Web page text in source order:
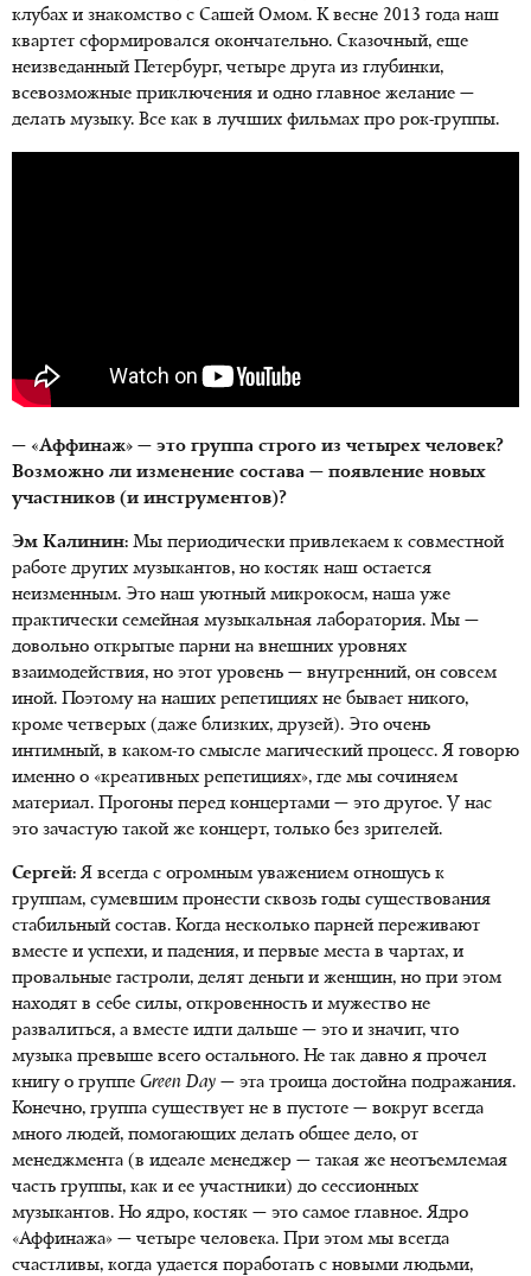
клубах и знакомство с Сашей Омом. К весне 2013 года наш
квартет сформировался окончательно. Сказочный, еще
неизведанный Петербург, четыре друга из глубинки,
всевозможные приключения и одно главное желание —
делать музыку. Все как в лучших фильмах про рок-группы.
— «Аффинаж» — это группа строго из четырех человек?
Возможно ли изменение состава — появление новых
участников (и инструментов)?
Эм Калинин: Мы периодически привлекаем к совместной
работе других музыкантов, но костяк наш остается
неизменным. Это наш уютный микрокосм, наша уже
практически семейная музыкальная лаборатория. Мы —
довольно открытые парни на внешних уровнях
взаимодействия, но этот уровень — внутренний, он совсем
иной. Поэтому на наших репетициях не бывает никого,
кроме четверых (даже близких, друзей). Это очень
интимный, в каком-то смысле магический процесс. Я говорю
именно о «креативных репетициях», где мы сочиняем
материал. Прогоны перед концертами — это другое. У нас
это зачастую такой же концерт, только без зрителей.
Сергей: Я всегда с огромным уважением отношусь к
группам, сумевшим пронести сквозь годы существования
стабильный состав. Когда несколько парней переживают
вместе и успехи, и падения, и первые места в чартах, и
провальные гастроли, делят деньги и женщин, но при этом
находят в себе силы, откровенность и мужество не
развалиться, а вместе идти дальше — это и значит, что
музыка превыше всего остального. Не так давно я прочел
книгу о группе Green Day — эта троица достойна подражания.
Конечно, группа существует не в пустоте — вокруг всегда
много людей, помогающих делать общее дело, от
менеджмента (в идеале менеджер — такая же неотъемлемая
часть группы, как и ее участники) до сессионных
музыкантов. Но ядро, костяк — это самое главное. Ядро
«Аффинажа» — четыре человека. При этом мы всегда
счастливы, когда удается поработать с новыми людьми,